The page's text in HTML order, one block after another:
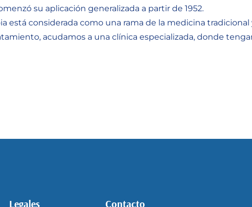
su aplicación generalizada a partir de 1952.
está considerada como una rama de la medicina
acudamos a una clínica especializada, donde
Legales Contacto